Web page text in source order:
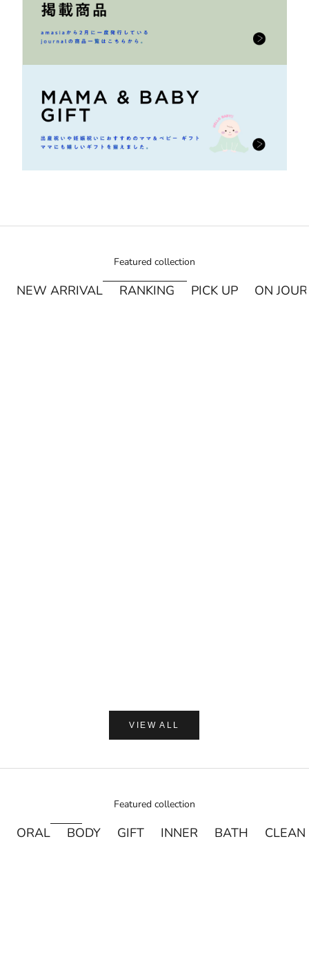
Featured collection
NEW ARRIVAL RANKING PICK UP ON
VIEW ALL
Featured collection
ORAL BODY GIFT INNER BATH